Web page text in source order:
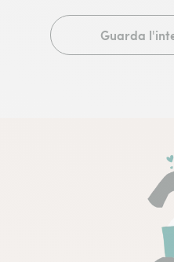
Guarda